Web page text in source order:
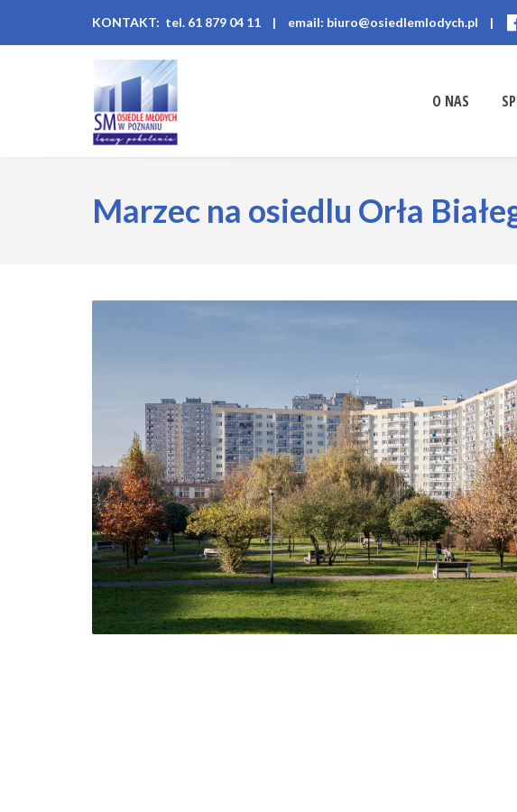
KONTAKT: tel. 61 879 04 11 | email: biuro@osiedlemlodych.pl |
O NAS
Marzec na osiedlu Orła